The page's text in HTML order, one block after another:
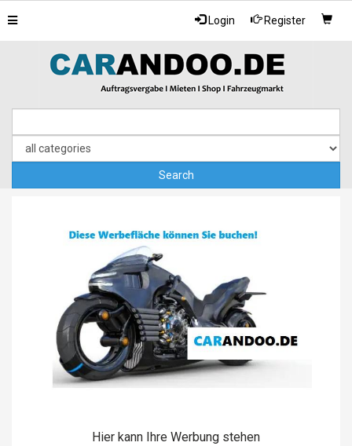
Login Register
Toggle
navigation
Hier kann Ihre Werbung stehen